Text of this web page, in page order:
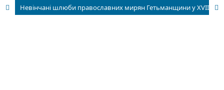
Невінчані шлюби православних мирян Гетьманщини у XVIII ст.